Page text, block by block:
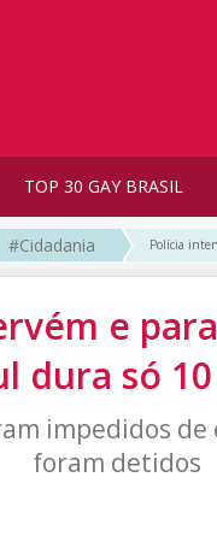
TOP 30 GAY BRASIL
#Cidadania Polícia
e
dura só
impedidos
foram detidos